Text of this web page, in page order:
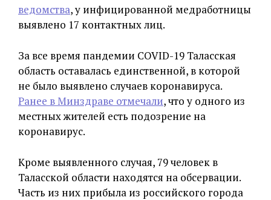
ведомства, у инфицированной медработницы
выявлено 17 контактных лиц.
За все время пандемии COVID-19 Таласская
область оставалась единственной, в которой
не было выявлено случаев коронавируса.
Ранее в Минздраве отмечали, что у одного из
местных жителей есть подозрение на
коронавирус.
Кроме выявленного случая, 79 человек в
Таласской области находятся на обсервации.
Часть из них прибыла из российского города